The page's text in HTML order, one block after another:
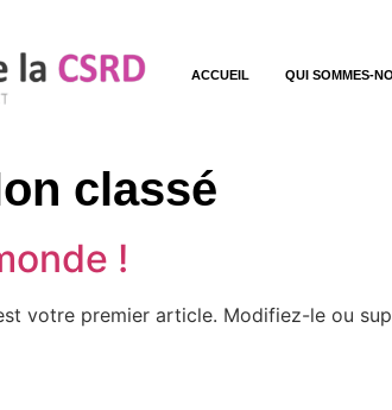
ACCUEIL QUI SOMMES-
classé
!
votre premier article. Modifiez-le ou